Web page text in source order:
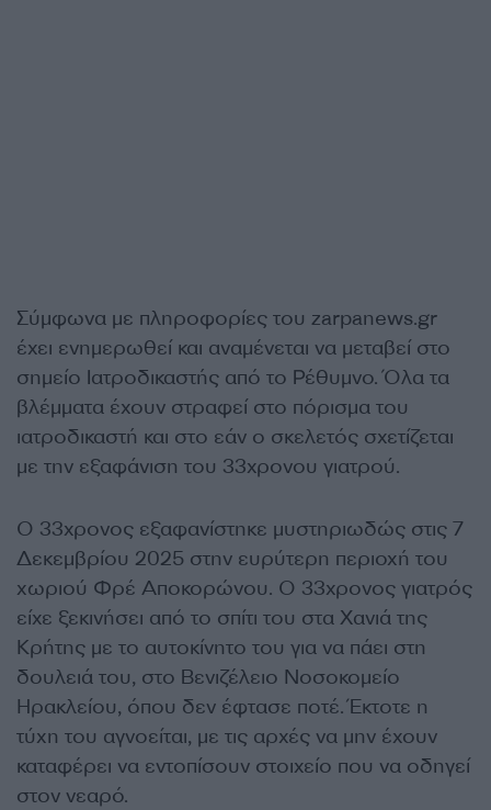
Σύμφωνα με πληροφορίες του zarpanews.gr
έχει ενημερωθεί και αναμένεται να μεταβεί στο
σημείο Ιατροδικαστής από το Ρέθυμνο. Όλα τα
βλέμματα έχουν στραφεί στο πόρισμα του
ιατροδικαστή και στο εάν ο σκελετός σχετίζεται
με την εξαφάνιση του 33χρονου γιατρού.
Ο 33χρονος εξαφανίστηκε μυστηριωδώς στις 7
Δεκεμβρίου 2025 στην ευρύτερη περιοχή του
χωριού Φρέ Αποκορώνου. Ο 33χρονος γιατρός
είχε ξεκινήσει από το σπίτι του στα Χανιά της
Κρήτης με το αυτοκίνητο του για να πάει στη
δουλειά του, στο Βενιζέλειο Νοσοκομείο
Ηρακλείου, όπου δεν έφτασε ποτέ. Έκτοτε η
τύχη του αγνοείται, με τις αρχές να μην έχουν
καταφέρει να εντοπίσουν στοιχείο που να οδηγεί
στον νεαρό.